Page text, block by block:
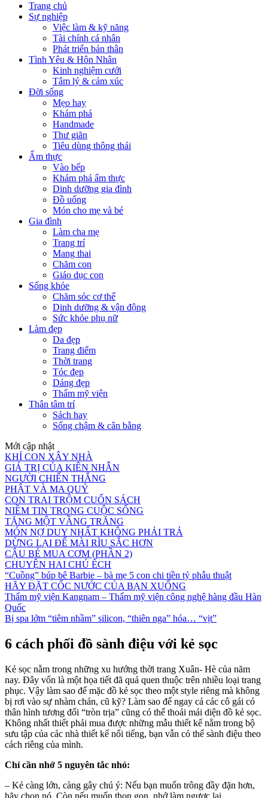
Trang chủ
Sự nghiệp
Việc làm & kỹ năng
Tài chính cá nhân
Phát triển bản thân
Tình Yêu & Hôn Nhân
Kinh nghiệm cưới
Tâm lý & cảm xúc
Đời sống
Mẹo hay
Khám phá
Handmade
Thư giãn
Tiêu dùng thông thái
Ẩm thực
Vào bếp
Khám phá ẩm thực
Dinh dưỡng gia đình
Đồ uống
Món cho mẹ và bé
Gia đình
Làm cha mẹ
Trang trí
Mang thai
Chăm con
Giáo dục con
Sống khỏe
Chăm sóc cơ thể
Dinh dưỡng & vận động
Sức khỏe phụ nữ
Làm đẹp
Da đẹp
Trang điểm
Thời trang
Tóc đẹp
Dáng đẹp
Thẩm mỹ viện
Thân tâm trí
Sách hay
Sống chậm & cân bằng
Mới cập nhật
KHỈ CON XÂY NHÀ
GIÁ TRỊ CỦA KIÊN NHẪN
NGƯỜI CHIẾN THẮNG
PHẬT VÀ MA QUỶ
CON TRAI TRỘM CUỐN SÁCH
NIỀM TIN TRONG CUỘC SỐNG
TẶNG MỘT VẦNG TRĂNG
MÓN NỢ DUY NHẤT KHÔNG PHẢI TRẢ
DỪNG LẠI ĐỂ MÀI RÌU SẮC HƠN
CẬU BÉ MUA CƠM (PHẦN 2)
CHUYỆN HAI CHÚ ẾCH
“Cuồng” búp bê Barbie – bà mẹ 5 con chi tiền tỷ phẫu thuật
HÃY ĐẶT CỐC NƯỚC CỦA BẠN XUỐNG
Thẩm mỹ viện Kangnam – Thẩm mỹ viện công nghệ hàng đầu Hàn
Quốc
Bị spa lởm “tiêm nhầm” silicon, “thiên nga” hóa… “vịt”
6 cách phối đồ sành điệu với kẻ sọc
Kẻ sọc nằm trong những xu hướng thời trang Xuân- Hè của năm
nay. Đây vốn là một họa tiết đã quá quen thuộc trên nhiều loại trang
phục. Vậy làm sao để mặc đồ kẻ sọc theo một style riêng mà không
bị rơi vào sự nhàm chán, cũ kỹ? Làm sao để ngay cả các cô gái có
thân hình tương đối “tròn trịa” cũng có thể thoải mái diện đồ kẻ sọc.
Không nhất thiết phải mua được những mẫu thiết kế nằm trong bộ
sưu tập của các nhà thiết kế nổi tiếng, bạn vẫn có thể sành điệu theo
cách riêng của mình.
Chỉ cần nhớ 5 nguyên tắc nhỏ:
– Kẻ càng lớn, càng gây chú ý: Nếu bạn muốn trông đầy đặn hơn,
hãy chọn nó. Còn nếu muốn thon gọn, nhớ làm ngược lại.